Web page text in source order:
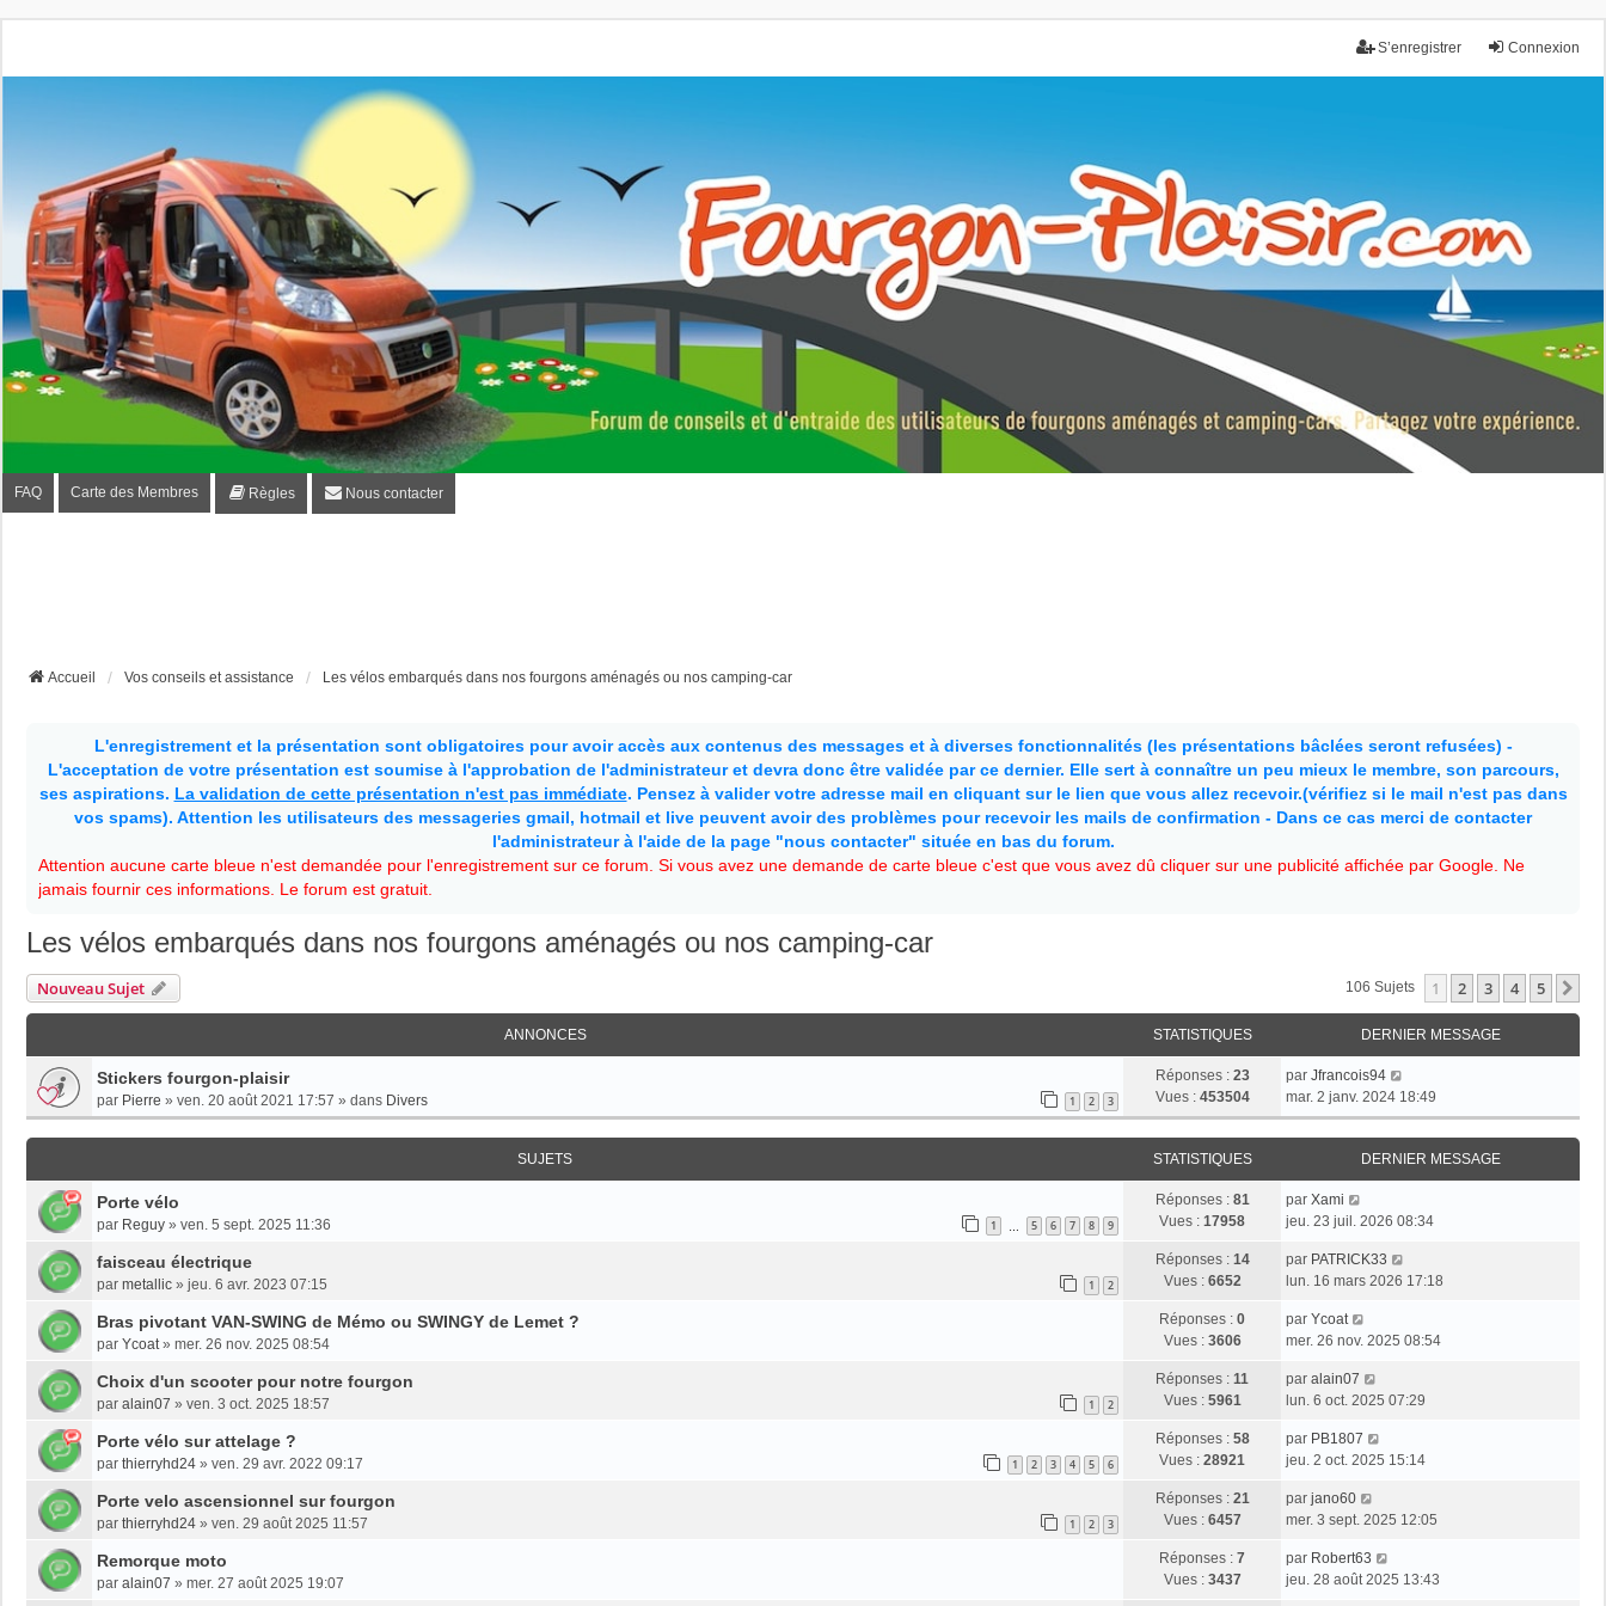
Connexion
S’enregistrer
Fourgon-plaisir.com
Forum de conseils et d'entraide des utilisateurs de fourgons, fourgons aménagés, vans et de camping-car. Partagez votre expérience.
FAQ Carte des Membres Règles Nous contacter
Accueil Vos conseils et assistance Les vélos embarqués dans nos fourgons aménagés ou nos camping-car
L'enregistrement et la présentation sont obligatoires pour avoir accès aux contenus des messages et à diverses fonctionnalités (les présentations bâclées seront refusées) -
L'acceptation de votre présentation est soumise à l'approbation de l'administrateur et devra donc être validée par ce dernier. Elle sert à connaître un peu mieux le membre, son parcours,
ses aspirations. La validation de cette présentation n'est pas immédiate. Pensez à valider votre adresse mail en cliquant sur le lien que vous allez recevoir.(vérifiez si le mail n'est pas dans
vos spams). Attention les utilisateurs des messageries gmail, hotmail et live peuvent avoir des problèmes pour recevoir les mails de confirmation - Dans ce cas merci de contacter
l'administrateur à l'aide de la page "nous contacter" située en bas du forum.
Attention aucune carte bleue n'est demandée pour l'enregistrement sur ce forum. Si vous avez une demande de carte bleue c'est que vous avez dû cliquer sur une publicité affichée par Google. Ne
jamais fournir ces informations. Le forum est gratuit.
Les vélos embarqués dans nos fourgons aménagés ou nos camping-car
Nouveau Sujet 106 Sujets 1 2 3 4 5
ANNONCES STATISTIQUES DERNIER MESSAGE
Stickers fourgon-plaisir
par Pierre » ven. 20 août 2021 17:57 » dans Divers 1 2 3
Réponses : 23
Vues : 453504
par Jfrancois94
mar. 2 janv. 2024 18:49
SUJETS STATISTIQUES DERNIER MESSAGE
Porte vélo
par Reguy » ven. 5 sept. 2025 11:36 1 5 6 7 8 9
Réponses : 81
Vues : 17958
par Xami
jeu. 23 juil. 2026 08:34
faisceau électrique
par metallic » jeu. 6 avr. 2023 07:15 1 2
Réponses : 14
Vues : 6652
par PATRICK33
lun. 16 mars 2026 17:18
Bras pivotant VAN-SWING de Mémo ou SWINGY de Lemet ?
par Ycoat » mer. 26 nov. 2025 08:54
Réponses : 0
Vues : 3606
par Ycoat
mer. 26 nov. 2025 08:54
Choix d'un scooter pour notre fourgon
par alain07 » ven. 3 oct. 2025 18:57 1 2
Réponses : 11
Vues : 5961
par alain07
lun. 6 oct. 2025 07:29
Porte vélo sur attelage ?
par thierryhd24 » ven. 29 avr. 2022 09:17 1 2 3 4 5 6
Réponses : 58
Vues : 28921
par PB1807
jeu. 2 oct. 2025 15:14
Porte velo ascensionnel sur fourgon
par thierryhd24 » ven. 29 août 2025 11:57 1 2 3
Réponses : 21
Vues : 6457
par jano60
mer. 3 sept. 2025 12:05
Remorque moto
par alain07 » mer. 27 août 2025 19:07
Réponses : 7
Vues : 3437
par Robert63
jeu. 28 août 2025 13:43